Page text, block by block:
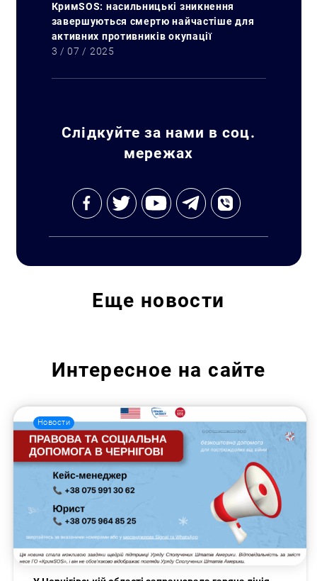
КримSOS: насильницькі зникнення
завершуються смертю найчастіше для
активних противників окупації
3 / 07 / 2025
Слідкуйте за нами в соц.
мережах
Еще новости
Интересное на сайте
Новости